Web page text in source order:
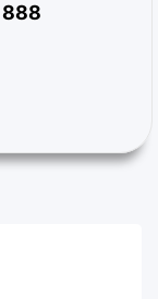
888